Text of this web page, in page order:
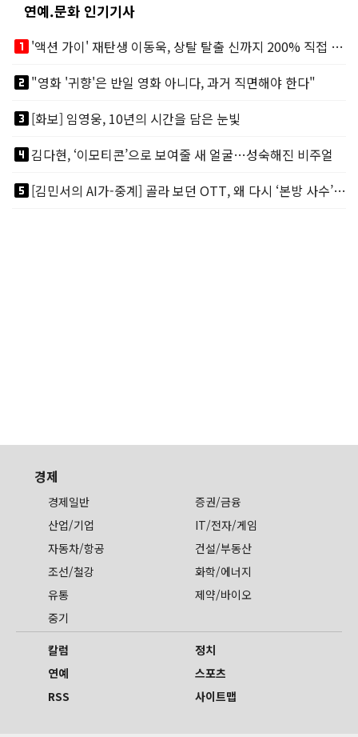
연예.문화 인기기사
looks_one
'액션 가이' 재탄생 이동욱, 상탈 탈출 신까지 200% 직접 소화
looks_two"영화 '귀향'은 반일 영화 아니다, 과거 직면해야 한다"
looks_3[화보] 임영웅, 10년의 시간을 담은 눈빛
looks_4김다현, ‘이모티콘’으로 보여줄 새 얼굴…성숙해진 비주얼
looks_5
[김민서의 AI가-중계] 골라 보던 OTT, 왜 다시 ‘본방 사수’를 부르나
경제
경제일반
증권/금융
산업/기업
IT/전자/게임
자동차/항공
건설/부동산
조선/철강
화학/에너지
유통
제약/바이오
중기
칼럼
정치
연예
스포츠
RSS
사이트맵